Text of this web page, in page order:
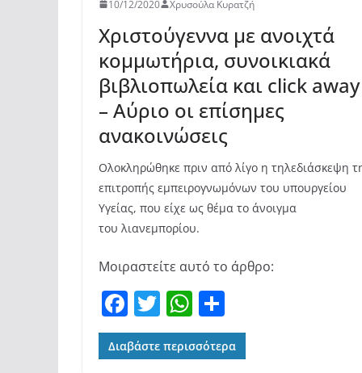
10/12/2020 Χρυσούλα Κυρατζή
Χριστούγεννα με ανοιχτά
κομμωτήρια, συνοικιακά
βιβλιοπωλεία και click away
– Αύριο οι επίσημες
ανακοινώσεις
Ολοκληρώθηκε πριν από λίγο η τηλεδιάσκεψη
επιτροπής εμπειρογνωμόνων του υπουργείου
Υγείας, που είχε ως θέμα το άνοιγμα
του λιανεμπορίου.
Μοιραστείτε αυτό το άρθρο:
F
a
c
T
w
itt
W
h
at
οι
ρ
Διαβάστε περισσότερα